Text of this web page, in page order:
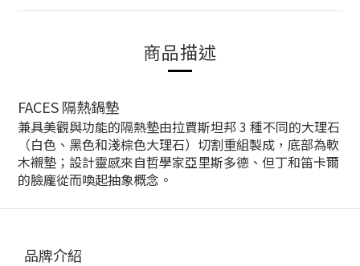
商品描述
FACES 隔熱鍋墊
兼具美觀與功能的隔熱墊由拉賈斯坦邦 3 種不同的大理石
（白色、黑色和淺棕色大理石）切割重組製成，底部為軟
木襯墊；設計靈感來自哲學家亞里斯多德、但丁和笛卡爾
的臉龐從而喚起抽象概念。
品牌介紹